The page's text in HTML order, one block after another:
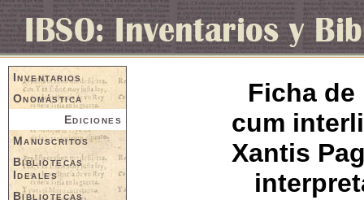
Inventarios
Onomástica
Ediciones
Manuscritos
Bibliotecas
Ideales
Bibliotecas
Ficha
cum
Xantis